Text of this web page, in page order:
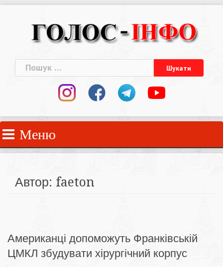
Пошук:
Меню
Автор: faeton
Американці допоможуть Франківській
ЦМКЛ збудувати хірургічний корпус